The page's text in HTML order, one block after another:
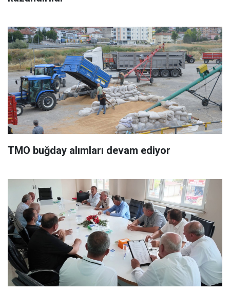
TMO buğday alımları devam ediyor